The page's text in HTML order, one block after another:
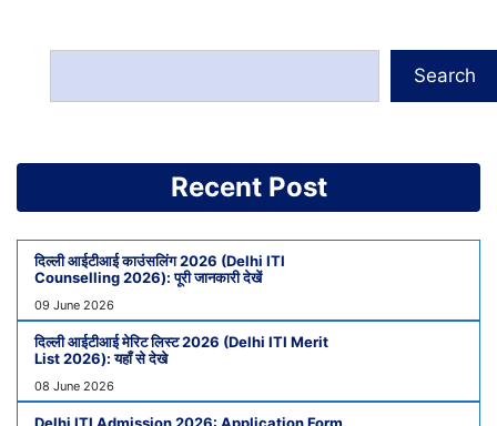
Search
Recent Post
दिल्ली आईटीआई काउंसलिंग 2026 (Delhi ITI
Counselling 2026): पूरी जानकारी देखें
09 June 2026
दिल्ली आईटीआई मेरिट लिस्ट 2026 (Delhi ITI Merit
List 2026): यहाँ से देखे
08 June 2026